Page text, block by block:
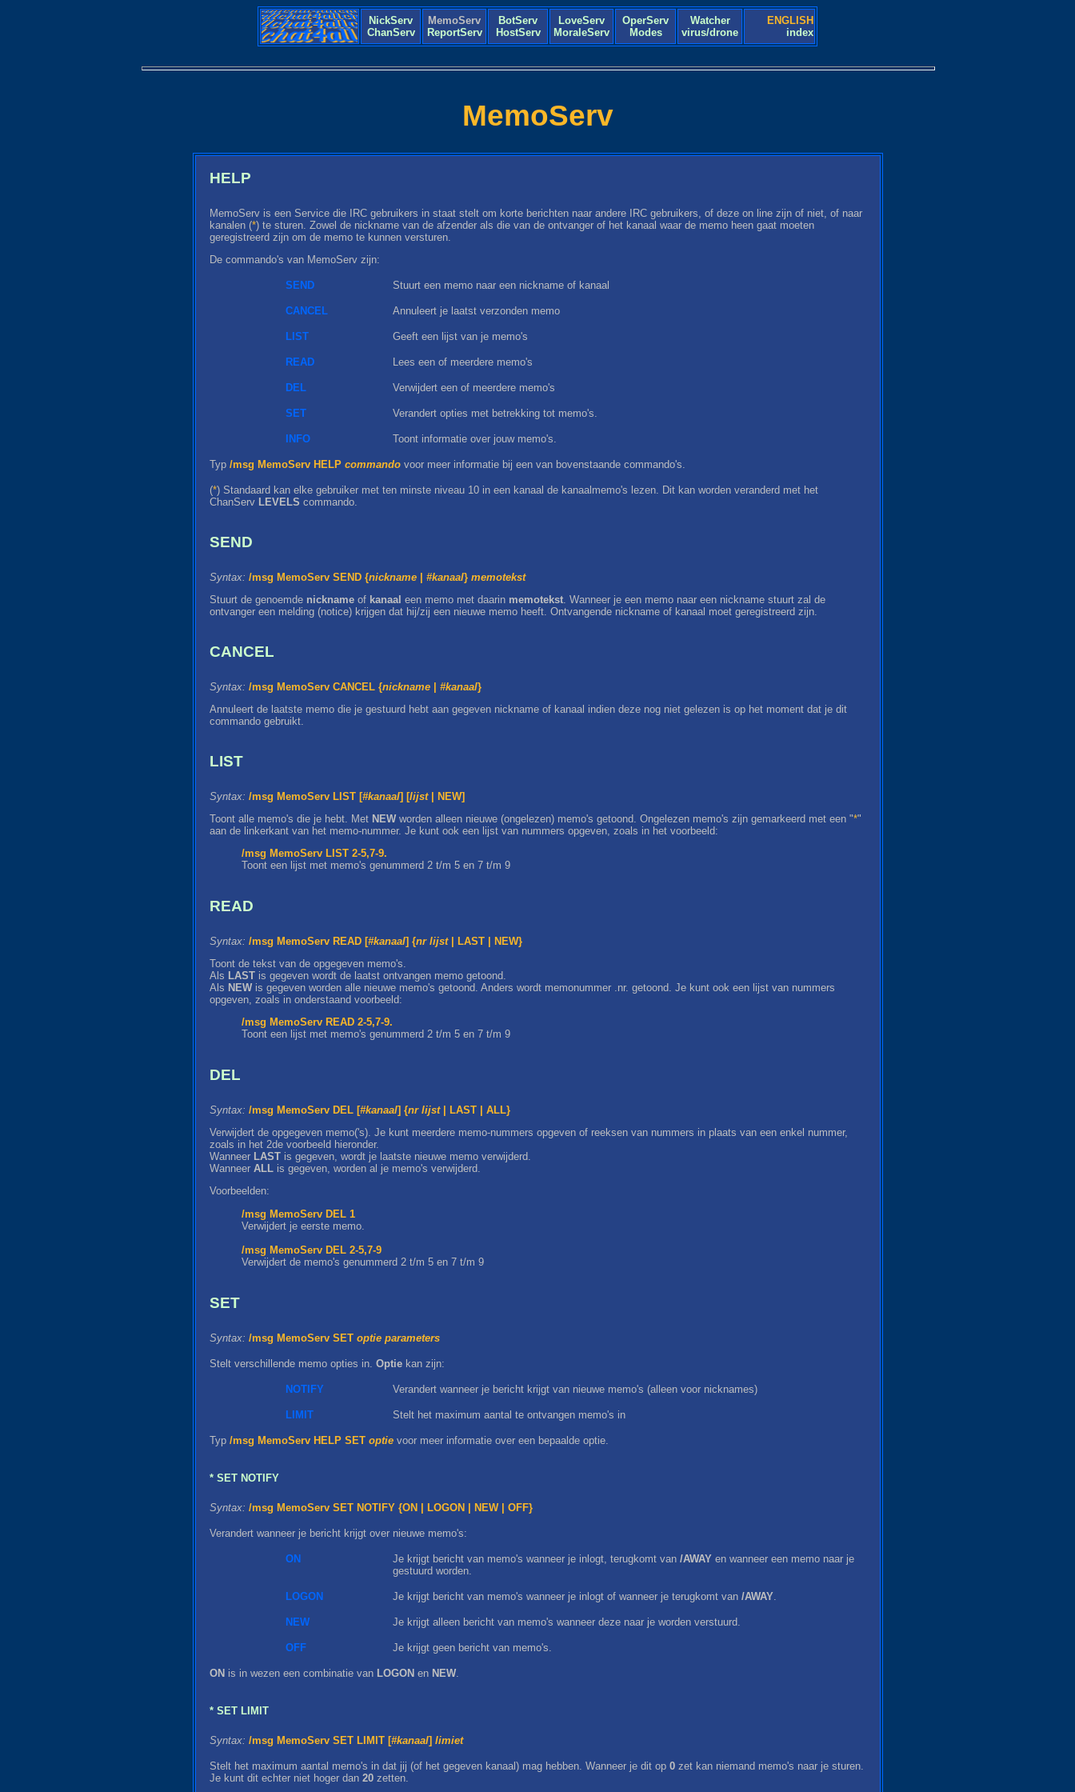
NickServ
ChanServ
MemoServ
ReportServ
BotServ
HostServ
LoveServ
MoraleServ
OperServ
Modes
Watcher
virus/drone
ENGLISH
index
MemoServ
HELP
MemoServ is een Service die IRC gebruikers in staat stelt om korte berichten naar andere IRC gebruikers, of deze on line zijn of niet, of naar
kanalen (*) te sturen. Zowel de nickname van de afzender als die van de ontvanger of het kanaal waar de memo heen gaat moeten
geregistreerd zijn om de memo te kunnen versturen.
De commando's van MemoServ zijn:
SEND Stuurt een memo naar een nickname of kanaal
CANCEL Annuleert je laatst verzonden memo
LIST Geeft een lijst van je memo's
READ Lees een of meerdere memo's
DEL Verwijdert een of meerdere memo's
SET Verandert opties met betrekking tot memo's.
INFO Toont informatie over jouw memo's.
Typ /msg MemoServ HELP commandovoor meer informatie bij een van bovenstaande commando's.
(*) Standaard kan elke gebruiker met ten minste niveau 10 in een kanaal de kanaalmemo's lezen. Dit kan worden veranderd met het
ChanServ LEVELS commando.
SEND
Syntax: /msg MemoServ SEND {nickname| #kanaal} memotekst
Stuurt de genoemde nicknameof kanaal een memo met daarin memotekst. Wanneer je een memo naar een nickname stuurt zal de
ontvanger een melding (notice) krijgen dat hij/zij een nieuwe memo heeft. Ontvangende nickname of kanaal moet geregistreerd zijn.
CANCEL
Syntax: /msg MemoServ CANCEL {nickname| #kanaal}
Annuleert de laatste memo die je gestuurd hebt aan gegeven nickname of kanaal indien deze nog niet gelezen is op het moment dat je dit
commando gebruikt.
LIST
Syntax: /msg MemoServ LIST [#kanaal] [lijst| NEW]
Toont alle memo's die je hebt. Met NEWworden alleen nieuwe (ongelezen) memo's getoond. Ongelezen memo's zijn gemarkeerd met een "*"
aan de linkerkant van het memo-nummer. Je kunt ook een lijst van nummers opgeven, zoals in het voorbeeld:
/msg MemoServ LIST 2-5,7-9.
Toont een lijst met memo's genummerd 2 t/m 5 en 7 t/m 9
READ
Syntax: /msg MemoServ READ [#kanaal] {nr lijst| LAST | NEW}
Toont de tekst van de opgegeven memo's.
Als LASTis gegeven wordt de laatst ontvangen memo getoond.
Als NEWis gegeven worden alle nieuwe memo's getoond. Anders wordt memonummer .nr. getoond. Je kunt ook een lijst van nummers
opgeven, zoals in onderstaand voorbeeld:
/msg MemoServ READ 2-5,7-9.
Toont een lijst met memo's genummerd 2 t/m 5 en 7 t/m 9
DEL
Syntax: /msg MemoServ DEL [#kanaal] {nr lijst| LAST | ALL}
Verwijdert de opgegeven memo('s). Je kunt meerdere memo-nummers opgeven of reeksen van nummers in plaats van een enkel nummer,
zoals in het 2de voorbeeld hieronder.
Wanneer LASTis gegeven, wordt je laatste nieuwe memo verwijderd.
Wanneer ALLis gegeven, worden al je memo's verwijderd.
Voorbeelden:
/msg MemoServ DEL 1
Verwijdert je eerste memo.
/msg MemoServ DEL 2-5,7-9
Verwijdert de memo's genummerd 2 t/m 5 en 7 t/m 9
SET
Syntax: /msg MemoServ SET optie parameters
Stelt verschillende memo opties in. Optiekan zijn:
NOTIFY Verandert wanneer je bericht krijgt van nieuwe memo's (alleen voor nicknames)
LIMIT Stelt het maximum aantal te ontvangen memo's in
Typ /msg MemoServ HELP SET optievoor meer informatie over een bepaalde optie.
* SET NOTIFY
Syntax: /msg MemoServ SET NOTIFY {ON | LOGON | NEW | OFF}
Verandert wanneer je bericht krijgt over nieuwe memo's:
ON Je krijgt bericht van memo's wanneer je inlogt, terugkomt van /AWAYen wanneer een memo naar je
gestuurd worden.
LOGON Je krijgt bericht van memo's wanneer je inlogt of wanneer je terugkomt van /AWAY.
NEW Je krijgt alleen bericht van memo's wanneer deze naar je worden verstuurd.
OFF Je krijgt geen bericht van memo's.
ON is in wezen een combinatie van LOGON en NEW.
* SET LIMIT
Syntax: /msg MemoServ SET LIMIT [#kanaal] limiet
Stelt het maximum aantal memo's in dat jij (of het gegeven kanaal) mag hebben. Wanneer je dit op 0zet kan niemand memo's naar je sturen.
Je kunt dit echter niet hoger dan 20zetten.